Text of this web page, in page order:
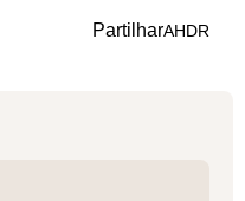
PartilharAHDR